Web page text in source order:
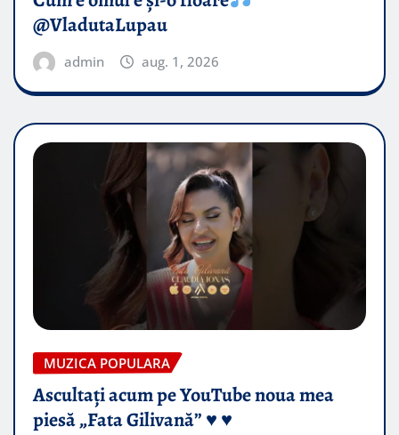
@VladutaLupau
admin aug. 1, 2026
MUZICA POPULARA
Ascultați acum pe YouTube noua mea
piesă „Fata Gilivană” ♥️ ♥️